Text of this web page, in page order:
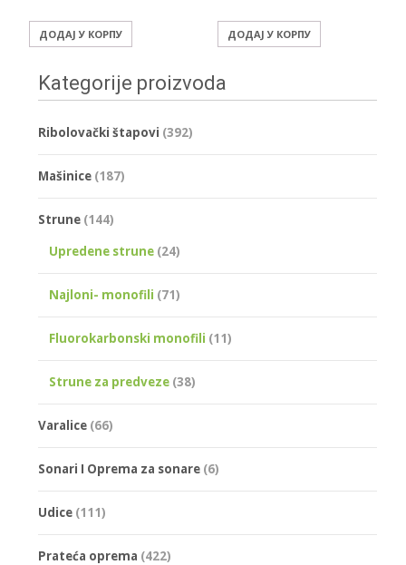
ДОДАЈ У КОРПУ ДОДАЈ У КОРПУ
Kategorije proizvoda
Ribolovački štapovi (392)
Mašinice (187)
Strune (144)
Upredene strune (24)
Najloni- monofili (71)
Fluorokarbonski monofili (11)
Strune za predveze (38)
Varalice (66)
Sonari I Oprema za sonare (6)
Udice (111)
Prateća oprema (422)